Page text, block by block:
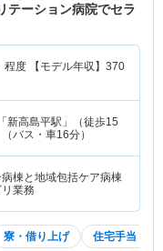
テーション病院でセラ
程度 【モデル年収】 370
新高島平駅」（徒歩15
バス・車16分）
棟と地域包括ケア病棟
業務
寮・借り上げ 住宅手当・補